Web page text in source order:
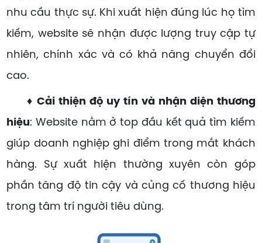
nhu cầu thực sự. Khi xuất hiện đúng lúc họ tìm
kiếm, website sẽ nhận được lượng truy cập tự
nhiên, chính xác và có khả năng chuyển đổi
cao.
♦ Cải thiện độ uy tín và nhận diện thương
hiệu: Website nằm ở top đầu kết quả tìm kiếm
giúp doanh nghiệp ghi điểm trong mắt khách
hàng. Sự xuất hiện thường xuyên còn góp
phần tăng độ tin cậy và củng cố thương hiệu
trong tâm trí người tiêu dùng.